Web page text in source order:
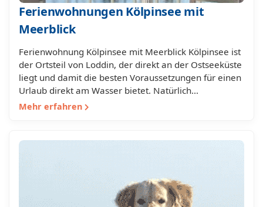
Ferienwohnungen Kölpinsee mit
Meerblick
Ferienwohnung Kölpinsee mit Meerblick Kölpinsee ist
der Ortsteil von Loddin, der direkt an der Ostseeküste
liegt und damit die besten Voraussetzungen für einen
Urlaub direkt am Wasser bietet. Natürlich…
Mehr erfahren